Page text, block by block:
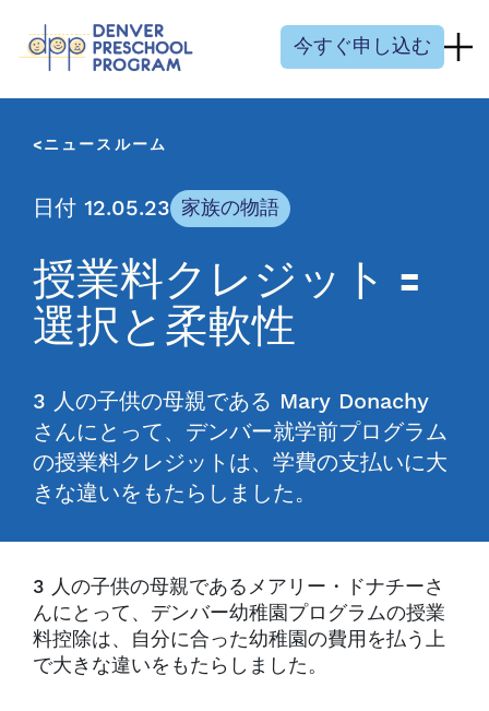
今すぐ申し込む
ニュースルーム
日付 12.05.23 家族の物語
授業料クレジット =
選択と柔軟性
3 人の子供の母親である Mary Donachy
さんにとって、デンバー就学前プログラム
の授業料クレジットは、学費の支払いに大
きな違いをもたらしました。
3 人の子供の母親であるメアリー・ドナチーさ
んにとって、デンバー幼稚園プログラムの授業
料控除は、自分に合った幼稚園の費用を払う上
で大きな違いをもたらしました。